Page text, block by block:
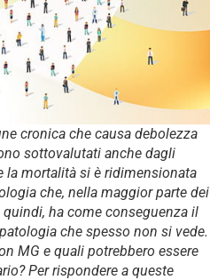
cronica che causa debolezza
sottovalutati anche dagli
la mortalità si è ridimensionata
che, nella maggior parte dei
ha come conseguenza il
che spesso non si vede.
MG e quali potrebbero essere
Per rispondere a queste